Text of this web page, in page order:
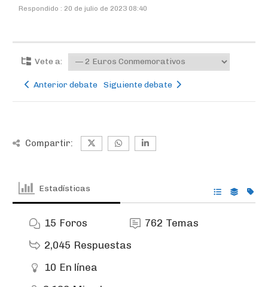
Respondido : 20 de julio de 2023 08:40
Vete a:
Anterior debate Siguiente debate
Compartir:
Estadísticas
15 Foros 762 Temas
2,045 Respuestas
10 En línea